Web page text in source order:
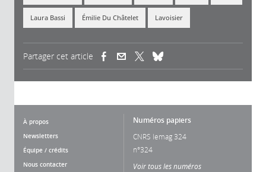
Laura Bassi Émilie Du Châtelet Lavoisier
Partager cet article (link is external)(link is external)
À propos
Newsletters
Équipe / crédits
Nous contacter
Numéros papiers
CNRS lemag 324
n°324
Voir tous les numéros